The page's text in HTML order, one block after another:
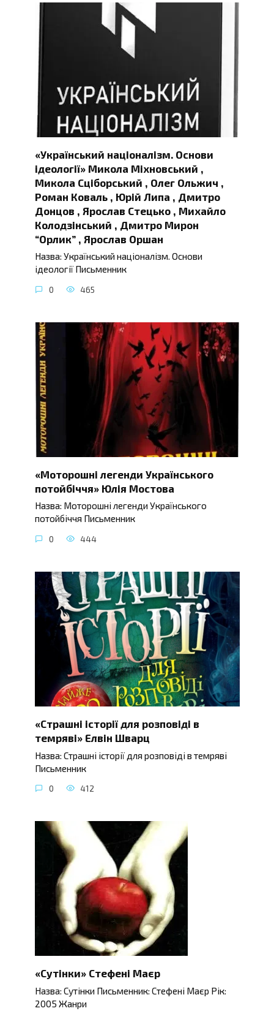
«Український націоналізм. Основи
ідеології» Микола Міхновський ,
Микола Сціборський , Олег Ольжич ,
Роман Коваль , Юрій Липа , Дмитро
Донцов , Ярослав Стецько , Михайло
Колодзінський , Дмитро Мирон
“Орлик” , Ярослав Оршан
Назва: Український націоналізм. Основи
ідеології Письменник
0 465
«Моторошні легенди Українського
потойбіччя» Юлія Мостова
Назва: Моторошні легенди Українського
потойбіччя Письменник
0 444
«Страшні історії для розповіді в
темряві» Елвін Шварц
Назва: Страшні історії для розповіді в темряві
Письменник
0 412
«Сутінки» Стефені Маєр
Назва: Сутінки Письменник: Стефені Маєр Рік:
2005 Жанри